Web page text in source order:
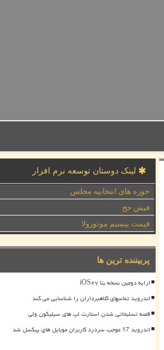
لینک دوستان توسعه نرم افزار
حوزه های انتخابیه مجلس
فیش حج
قیمت بیسیم موتورولا
پربیننده ترین ها
ارایه دومین نسخه بتا iOS۲۷
اندروید تماسهای کلاهبرداران را شناسایی می کند
قصه تسلیحاتی شدن استارت اپ های سیلیکون ولی
اندروید 17 موجب سردرد کاربران موبایل های پیکسل شد